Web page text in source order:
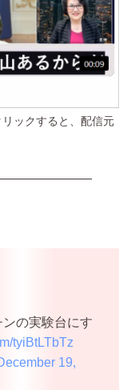
ックすると、配信元
の実験台にす
tyiBtLTbTz
19,